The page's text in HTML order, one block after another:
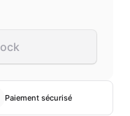
Paiement sécurisé